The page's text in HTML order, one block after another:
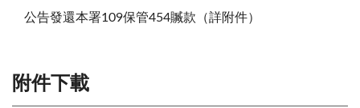
公告發還本署109保管454贓款（詳附件）
附件下載